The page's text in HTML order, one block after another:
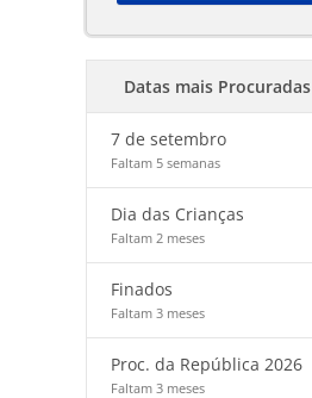
Datas mais Procuradas
7 de setembro
Faltam 5 semanas
Dia das Crianças
Faltam 2 meses
Finados
Faltam 3 meses
Proc. da República 2026
Faltam 3 meses